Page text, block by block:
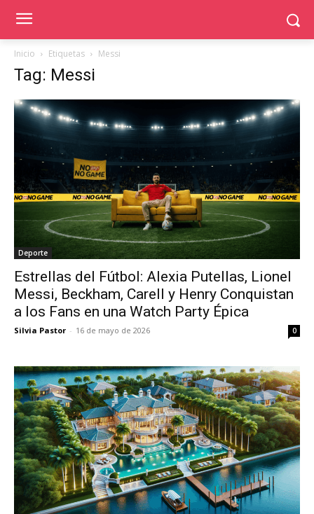
Inicio Etiquetas Messi
Tag: Messi
Deporte
Estrellas del Fútbol: Alexia Putellas, Lionel
Messi, Beckham, Carell y Henry Conquistan
a los Fans en una Watch Party Épica
Silvia Pastor - 16 de mayo de 2026 0